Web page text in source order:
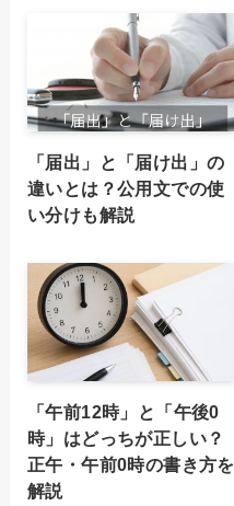
「届出」と「届け出」の
違いとは？公用文での使
い分けも解説
「午前12時」と「午後0
時」はどっちが正しい？
正午・午前0時の書き方を
解説